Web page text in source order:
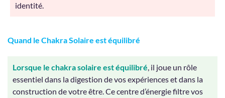
identité.
Quand le Chakra Solaire est équilibré
Lorsque le chakra solaire est équilibré, il joue un rôle
essentiel dans la digestion de vos expériences et dans la
construction de votre être. Ce centre d’énergie filtre vos